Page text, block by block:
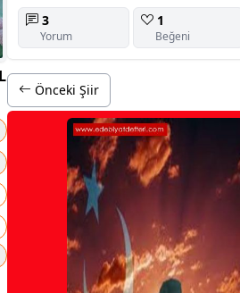
3
Yorum
1
Beğeni
Önceki Şiir